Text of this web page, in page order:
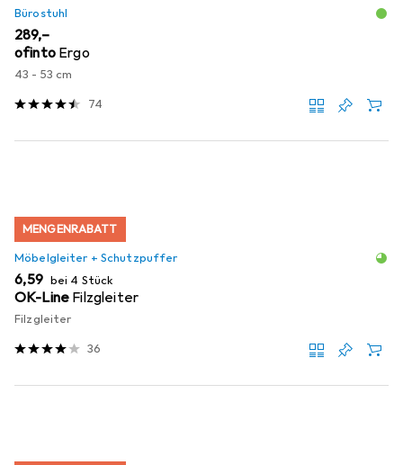
Bürostuhl
EUR
289,–
ofinto Ergo
43 - 53 cm
74
MENGENRABATT
Möbelgleiter + Schutzpuffer
EUR
6,59 bei 4 Stück
OK-Line Filzgleiter
Filzgleiter
36